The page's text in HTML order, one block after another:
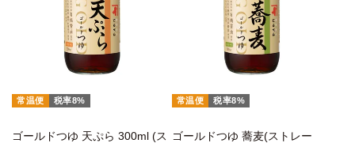
常温便 税率8%
ゴールドつゆ 天ぷら 300ml (ス
常温便 税率8%
ゴールドつゆ 蕎麦(ストレー